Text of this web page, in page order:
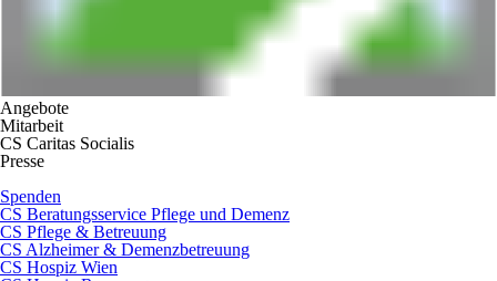
Angebote
Mitarbeit
CS Caritas Socialis
Presse
Spenden
CS Beratungsservice Pflege und Demenz
CS Pflege & Betreuung
CS Alzheimer & Demenzbetreuung
CS Hospiz Wien